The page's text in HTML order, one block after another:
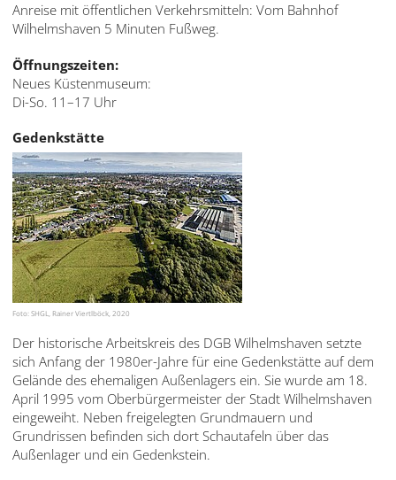
Anreise mit öffentlichen Verkehrsmitteln: Vom Bahnhof
Wilhelmshaven 5 Minuten Fußweg.
Öffnungszeiten:
Neues Küstenmuseum:
Di-So. 11–17 Uhr
Gedenkstätte
Foto: SHGL, Rainer Viertlböck, 2020
Der historische Arbeitskreis des DGB Wilhelmshaven setzte
sich Anfang der 1980er-Jahre für eine Gedenkstätte auf dem
Gelände des ehemaligen Außenlagers ein. Sie wurde am 18.
April 1995 vom Oberbürgermeister der Stadt Wilhelmshaven
eingeweiht. Neben freigelegten Grundmauern und
Grundrissen befinden sich dort Schautafeln über das
Außenlager und ein Gedenkstein.